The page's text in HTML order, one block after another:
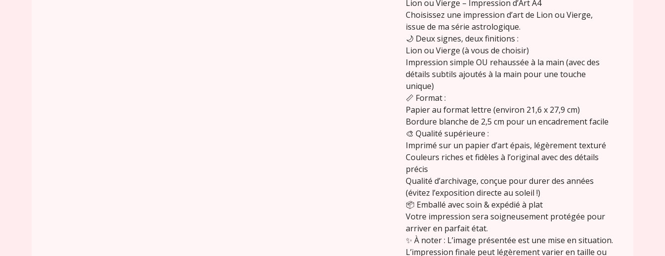
Lion ou Vierge – Impression d’Art A4
Choisissez une impression d’art de Lion ou Vierge,
issue de ma série astrologique.
🌙 Deux signes, deux finitions :
Lion ou Vierge (à vous de choisir)
Impression simple OU rehaussée à la main (avec des
détails subtils ajoutés à la main pour une touche
unique)
📏 Format :
Papier au format lettre (environ 21,6 x 27,9 cm)
Bordure blanche de 2,5 cm pour un encadrement facile
🎨 Qualité supérieure :
Imprimé sur un papier d’art épais, légèrement texturé
Couleurs riches et fidèles à l’original avec des détails
précis
Qualité d’archivage, conçue pour durer des années
(évitez l’exposition directe au soleil !)
📦 Emballé avec soin & expédié à plat
Votre impression sera soigneusement protégée pour
arriver en parfait état.
✨ À noter : L’image présentée est une mise en situation.
L’impression finale peut légèrement varier en taille ou